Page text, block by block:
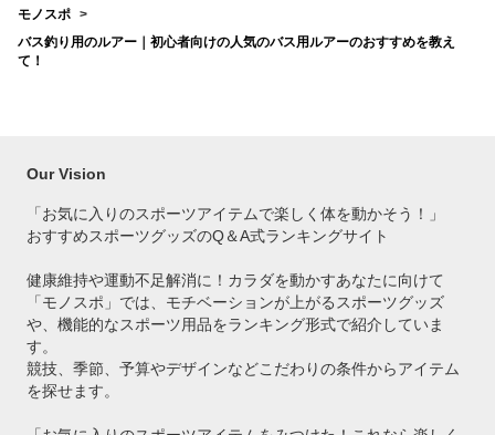
モノスポ
バス釣り用のルアー｜初心者向けの人気のバス用ルアーのおすすめを教え
て！
Our Vision
「お気に入りのスポーツアイテムで楽しく体を動かそう！」
おすすめスポーツグッズのQ＆A式ランキングサイト
健康維持や運動不足解消に！カラダを動かすあなたに向けて
「モノスポ」では、モチベーションが上がるスポーツグッズ
や、機能的なスポーツ用品をランキング形式で紹介していま
す。
競技、季節、予算やデザインなどこだわりの条件からアイテム
を探せます。